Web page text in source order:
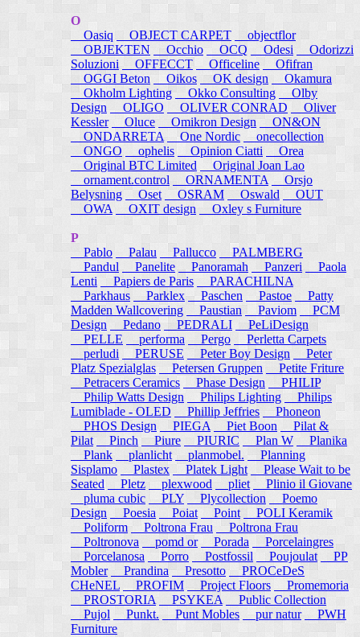
O
Oasiq
OBJECT CARPET
objectflor
OBJEKTEN
Occhio OCQ Odesi
Odorizzi
Soluzioni
OFFECCT Officeline
Ofifran
OGGI Beton
Oikos OK design
Okamura
Okholm Lighting
Okko Consulting
Olby
Design
OLIGO OLIVER CONRAD
Oliver
Kessler
Oluce Omikron Design
ON&ON
ONDARRETA
One Nordic
onecollection
ONGO
ophelis Opinion Ciatti
Orea
Original BTC Limited
Original Joan Lao
ornament.control
ORNAMENTA
Orsjo
Belysning
Oset OSRAM Oswald
OUT
OWA
OXIT design Oxley s Furniture
P
Pablo
Palau Pallucco
PALMBERG
Pandul
Panelite Panoramah Panzeri
Paola
Lenti
Papiers de Paris
PARACHILNA
Parkhaus
Parklex Paschen Pastoe
Patty
Madden Wallcovering
Paustian Paviom
PCM
Design
Pedano PEDRALI
PeLiDesign
PELLE
performa Pergo
Perletta Carpets
perludi
PERUSE Peter Boy Design
Peter
Platz Spezialglas
Petersen Gruppen
Petite Friture
Petracers Ceramics
Phase Design
PHILIP
Philip Watts Design
Philips Lighting
Philips
Lumiblade - OLED
Phillip Jeffries
Phoneon
PHOS Design
PIEGA Piet Boon
Pilat &
Pilat
Pinch Piure PIURIC Plan W
Planika
Plank
planlicht planmobel. Planning
Sisplamo
Plastex Platek Light
Please Wait to be
Seated
Pletz plexwood pliet
Plinio il Giovane
pluma cubic
PLY Plycollection
Poemo
Design
Poesia Poiat Point
POLI Keramik
Poliform
Poltrona Frau
Poltrona Frau
Poltronova
pomd or Porada
Porcelaingres
Porcelanosa
Porro Postfossil Poujoulat
PP
Mobler
Prandina Presotto
PROCeDeS
CHeNEL
PROFIM Project Floors
Promemoria
PROSTORIA
PSYKEA
Public Collection
Pujol
Punkt. Punt Mobles pur natur
PWH
Furniture